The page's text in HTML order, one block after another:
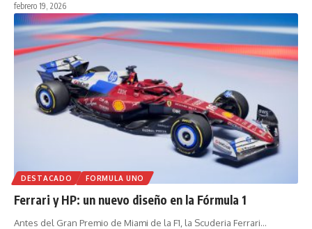
febrero 19, 2026
DESTACADO FORMULA UNO
Ferrari y HP: un nuevo diseño en la Fórmula 1
Antes del Gran Premio de Miami de la F1, la Scuderia Ferrari…